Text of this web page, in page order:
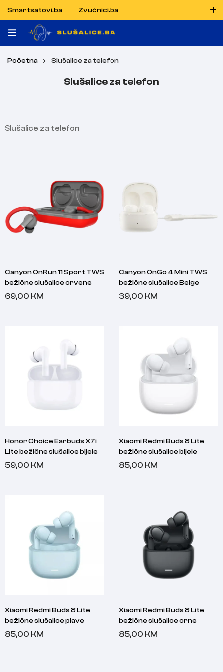
Smartsatovi.ba
Zvučnici.ba
Naručiti možete i porukom putem Vibera i WhatsAppa
Početna Slušalice za telefon
Slušalice za telefon
​Slušalice za telefon
Canyon OnRun 11 Sport TWS
bežične slušalice crvene
69,00 KM
Canyon OnGo 4 Mini TWS
bežične slušalice Beige
39,00 KM
Honor Choice Earbuds X7i
Lite bežične slušalice bijele
59,00 KM
Xiaomi Redmi Buds 8 Lite
bežične slušalice bijele
85,00 KM
Xiaomi Redmi Buds 8 Lite
bežične slušalice plave
85,00 KM
Xiaomi Redmi Buds 8 Lite
bežične slušalice crne
85,00 KM